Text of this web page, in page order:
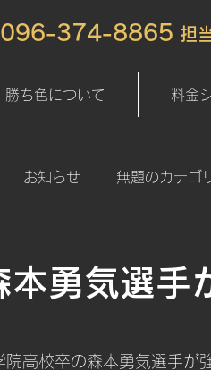
096-374-8865 担
勝ち色について 料金
お知らせ 無題のカテゴ
勇気選手
高校卒の森本勇気選手が